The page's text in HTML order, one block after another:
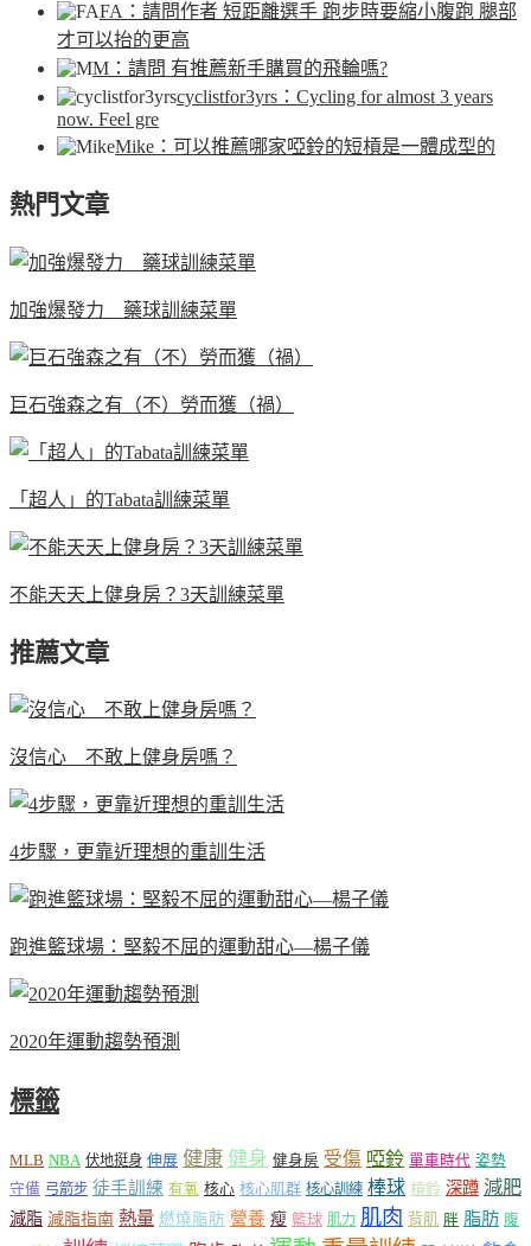
FA ：請問作者 短距離選手 跑步時要縮小腹跑 腿部
才可以抬的更高
M ：請問 有推薦新手購買的飛輪嗎?
cyclistfor3yrs ：Cycling for almost 3 years
now. Feel gre
Mike ：可以推薦哪家啞鈴的短槓是一體成型的
熱門文章
加強爆發力 藥球訓練菜單
巨石強森之有（不）勞而獲（禍）
「超人」的Tabata訓練菜單
不能天天上健身房？3天訓練菜單
推薦文章
沒信心 不敢上健身房嗎？
4步驟，更靠近理想的重訓生活
跑進籃球場：堅毅不屈的運動甜心—楊子儀
2020年運動趨勢預測
標籤
MLB NBA 伏地挺身 伸展 健康 健身 健身房 受傷 啞鈴 單車時代 姿勢
守備 弓箭步 徒手訓練 有氧 核心 核心肌群 核心訓練 棒球 槓鈴 深蹲 減肥
減脂 減脂指南 熱量 燃燒脂肪 營養 瘦 籃球 肌力 肌肉 背肌 胖 脂肪 腹